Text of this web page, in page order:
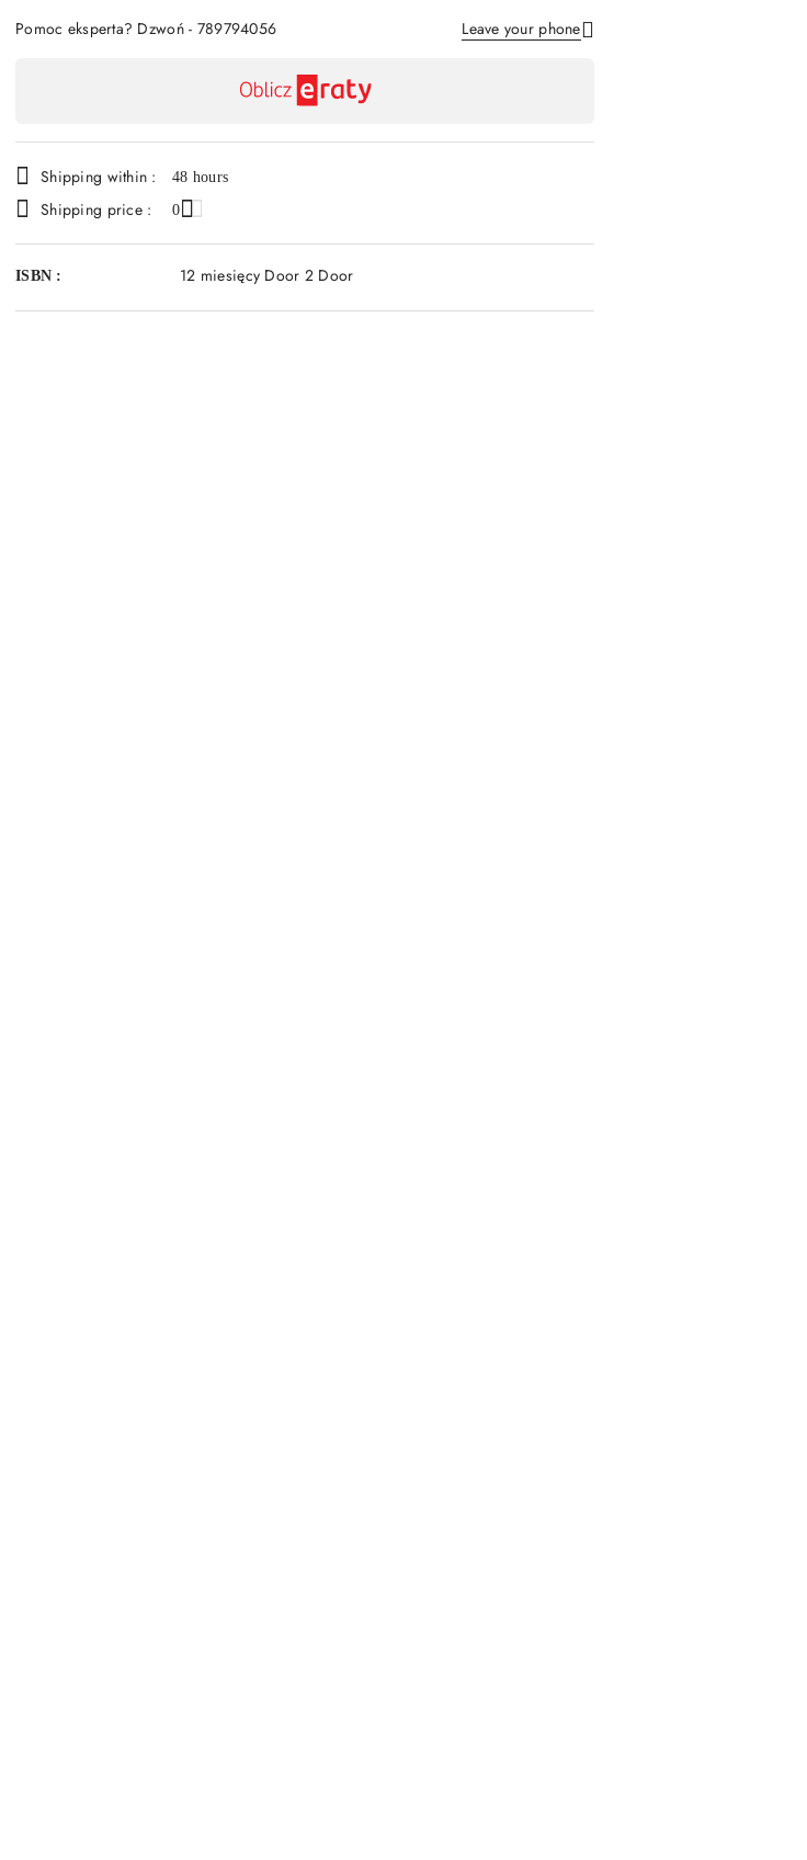
Pomoc eksperta? Dzwoń - 789794056 Leave your phone
and
delivery
Shipping within : 48 hours
Shipping price : 0
ISBN : 12 miesięcy Door 2 Door